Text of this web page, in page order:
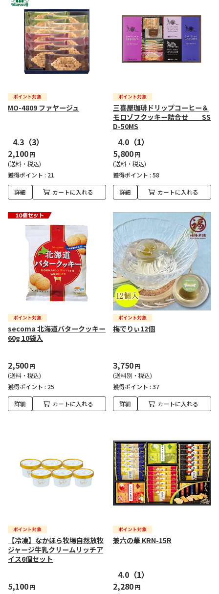
MO-4809 ファヤージュ
4.3 （3）
2,100円
(送料・税込)
獲得ポイント : 21
詳細 カートに入れる
三喜屋珈琲ドリップコーヒー＆
モロゾフクッキー詰合せ SS
D-50MS
4.0 （1）
5,800円
(送料・税込)
獲得ポイント : 58
詳細 カートに入れる
secoma 北海道バタークッキー
60g 10袋入
2,500円
(送料・税込)
獲得ポイント : 25
詳細 カートに入れる
梅でりぃ12個
3,750円
(送料別・税込)
獲得ポイント : 37
詳細 カートに入れる
【冷凍】なかほら牧場自然放牧
ジャージ牛乳クリームリッチア
イス6個セット
5,100円
兼六の華 KRN-15R
4.0 （1）
2,280円